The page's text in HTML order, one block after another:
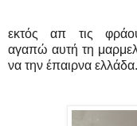
εκτός απ τις
αγαπώ αυτή τη
να την έπαιρνα